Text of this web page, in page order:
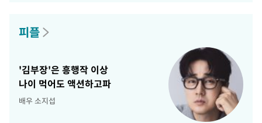
피플
'김부장'은 흥행작 이상
나이 먹어도 액션하고파
배우 소지섭